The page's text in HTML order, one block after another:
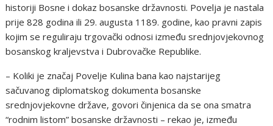
historiji Bosne i dokaz bosanske državnosti. Povelja je nastala
prije 828 godina ili 29. augusta 1189. godine, kao pravni zapis
kojim se reguliraju trgovački odnosi između srednjovjekovnog
bosanskog kraljevstva i Dubrovačke Republike.
– Koliki je značaj Povelje Kulina bana kao najstarijeg
sačuvanog diplomatskog dokumenta bosanske
srednjovjekovne države, govori činjenica da se ona smatra
“rodnim listom” bosanske državnosti – rekao je, između